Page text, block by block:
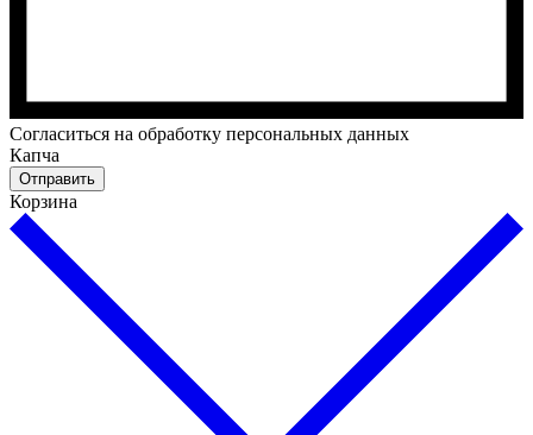
Cогласиться на обработку персональных данных
Капча
Отправить
Корзина